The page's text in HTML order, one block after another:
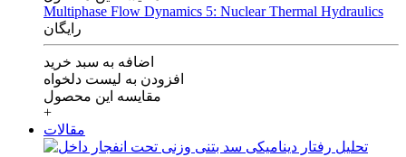
Multiphase Flow Dynamics 5: Nuclear Thermal Hydraulics
رایگان
اضافه به سبد خرید
افزودن به لیست دلخواه
مقایسه این محصول
+
مقالات